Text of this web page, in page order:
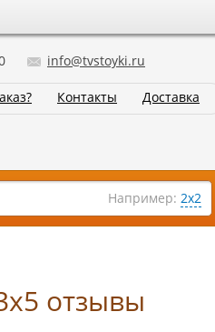
info@tvstoyki.ru
Контакты Доставка
Например: 2х2
отзывы